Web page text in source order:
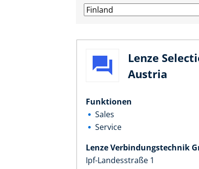
Lenze
Austria
Funktionen
Sales
Service
Lenze Verbindungstechnik
Ipf-Landesstraße 1